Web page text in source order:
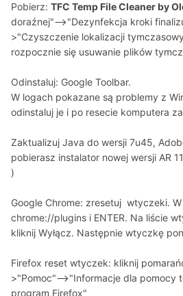
Pobierz: TFC Temp File Cleaner by
doraźnej"-->"Dezynfekcja kroki
>"Czyszczenie lokalizacji
rozpocznie się usuwanie plików
Odinstaluj: Google Toolbar.
W logach pokazane są problemy z
odinstaluj je i po resecie komputera
Zaktualizuj Java do wersji 7u45,
pobierasz instalator nowej wersji AR
)
Google Chrome: zresetuj wtyczeki.
chrome://plugins i ENTER. Na liście
kliknij Wyłącz. Następnie wtyczkę
Firefox reset wtyczek: kliknij
>"Pomoc"-->"Informacje dla pomocy
program Firefox"